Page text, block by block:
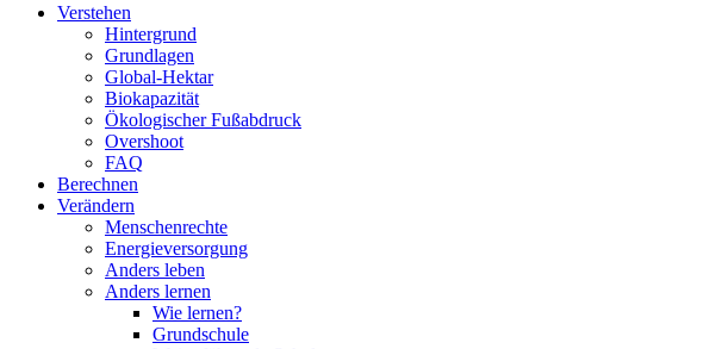
Verstehen
Hintergrund
Grundlagen
Global-Hektar
Biokapazität
Ökologischer Fußabdruck
Overshoot
FAQ
Berechnen
Verändern
Menschenrechte
Energieversorgung
Anders leben
Anders lernen
Wie lernen?
Grundschule